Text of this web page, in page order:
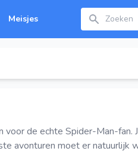
Meisjes Zoeken
de echte Spider-Man-fan.
avonturen moet er natuurlijk